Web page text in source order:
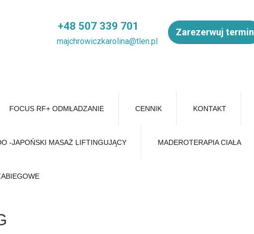
+48 507 339 701
majchrowiczkarolina@tlen.pl
Zarezerwuj termin
FOCUS RF+ ODMŁADZANIE CENNIK KONTAKT
-JAPOŃSKI MASAŻ LIFTINGUJĄCY MADEROTERAPIA CIAŁA